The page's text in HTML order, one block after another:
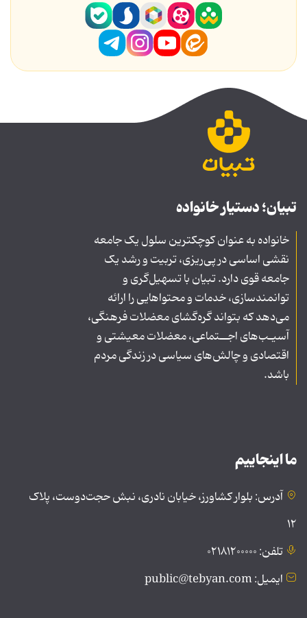
تبیان؛ دستیار خانواده
خانواده به عنوان کوچکترین سلول یک جامعه
نقشی اساسی در پی‌ریزی، تربیت و رشد یک
جامعه قوی دارد. تبیان با تسهیل‌گری و
توانمندسازی، خدمات و محتواهایی را ارائه
می‌دهد که بتواند گره‌گشای معضلات فرهنگی،
آسیـب‌های اجــتماعی، معضلات معیشتی و
اقتصادی و چالش‌های سیاسی در زندگی مردم
باشد.
ما اینجاییم
آدرس: بلوار کشاورز، خیابان نادری، نبش حجت‌دوست، پلاک
۱۲
تلفن: ۰۲۱۸۱۲۰۰۰۰۰
ایمیل: public@tebyan.com